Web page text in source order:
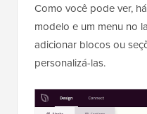
Como você pode ver,
modelo e um menu no
adicionar blocos ou
personalizá-las.